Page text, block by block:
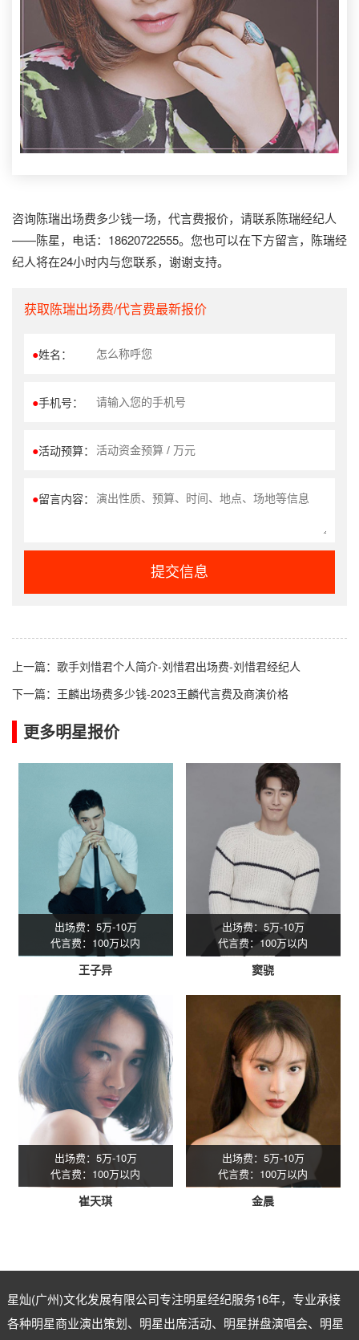
咨询陈瑞出场费多少钱一场，代言费报价，请联系陈瑞经纪人
——陈星，电话：18620722555。您也可以在下方留言，陈瑞经
纪人将在24小时内与您联系，谢谢支持。
获取陈瑞出场费/代言费最新报价
●姓名：
●手机号：
●活动预算：
●留言内容：
提交信息
上一篇： 歌手刘惜君个人简介-刘惜君出场费-刘惜君经纪人
下一篇： 王麟出场费多少钱-2023王麟代言费及商演价格
更多明星报价
出场费：5万-10万
代言费：100万以内
王子异
出场费：5万-10万
代言费：100万以内
窦骁
出场费：5万-10万
代言费：100万以内
崔天琪
出场费：5万-10万
代言费：100万以内
金晨
星灿(广州)文化发展有限公司专注明星经纪服务16年，专业承接
各种明星商业演出策划、明星出席活动、明星拼盘演唱会、明星